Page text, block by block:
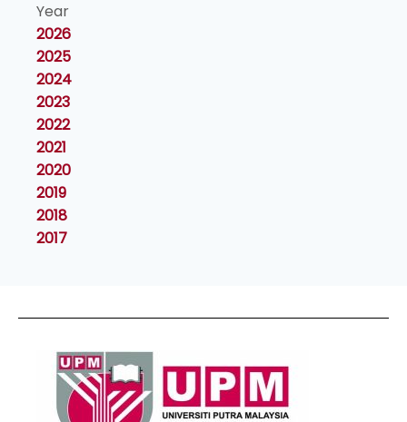
Year
2026
2025
2024
2023
2022
2021
2020
2019
2018
2017